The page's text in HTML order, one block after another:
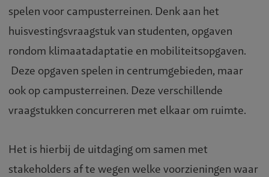
spelen voor campusterreinen. Denk aan het
huisvestingsvraagstuk van studenten, opgaven
rondom klimaatadaptatie en mobiliteitsopgaven.
Deze opgaven spelen in centrumgebieden, maar
ook op campusterreinen. Deze verschillende
vraagstukken concurreren met elkaar om ruimte.
Het is hierbij de uitdaging om samen met
stakeholders af te wegen welke voorzieningen waar